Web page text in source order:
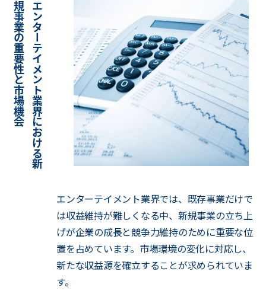
エ
ン
タ
ー
テ
イ
メ
ン
ト
業
界
に
お
け
る
新
規
事
業
の
重
要
性
と
市
場
機
会
エンターテイメント業界では、既存事業だけで
は収益維持が難しくなる中、新規事業の立ち上
げが企業の成長と競争力維持のために重要な位
置を占めています。市場環境の変化に対応し、
新たな収益源を確立することが求められていま
す。